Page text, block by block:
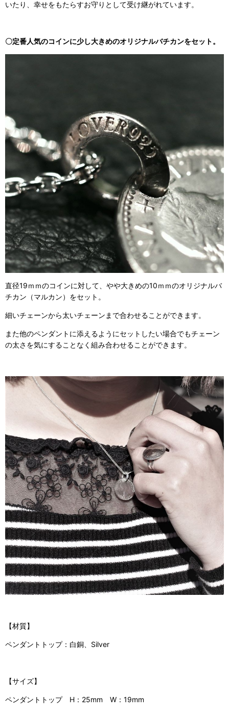
いたり、幸せをもたらすお守りとして受け継がれています。
〇定番人気のコインに少し大きめのオリジナルバチカンをセット。
直径19ｍｍのコインに対して、やや大きめの10ｍｍのオリジナルバ
チカン（マルカン）をセット。
細いチェーンから太いチェーンまで合わせることができます。
また他のペンダントに添えるようにセットしたい場合でもチェーン
の太さを気にすることなく組み合わせることができます。
【材質】
ペンダントトップ：白銅、Silver
【サイズ】
ペンダントトップ H：25mm W：19mm